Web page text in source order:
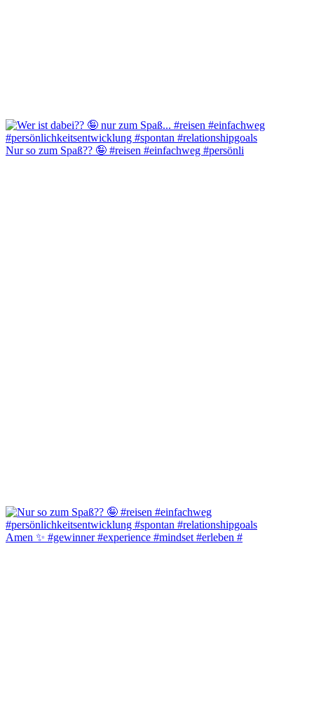
Nur so zum Spaß?? 🤪 #reisen #einfachweg #persönli
Amen ✨️ #gewinner #experience #mindset #erleben #